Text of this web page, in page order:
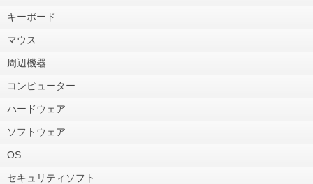
キーボード
マウス
周辺機器
コンピューター
ハードウェア
ソフトウェア
OS
セキュリティソフト